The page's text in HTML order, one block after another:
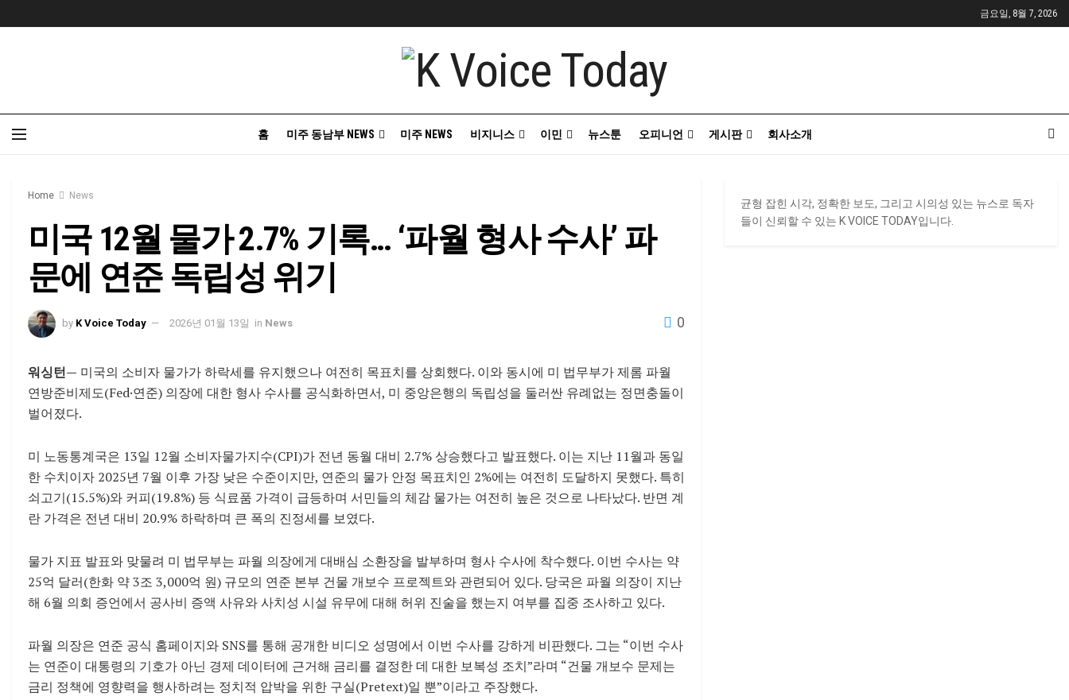
금요일, 8월 7, 2026
홈 미주 동남부 NEWS 미주 NEWS 비지니스 이민 뉴스툰 오피니언 게시판 회사소개
Home News
미국 12월 물가 2.7% 기록… ‘파월 형사 수사’ 파
문에 연준 독립성 위기
by K Voice Today 2026년 01월 13일 in News 0
워싱턴— 미국의 소비자 물가가 하락세를 유지했으나 여전히 목표치를 상회했다. 이와 동시에 미 법무부가 제롬 파월
연방준비제도(Fed·연준) 의장에 대한 형사 수사를 공식화하면서, 미 중앙은행의 독립성을 둘러싼 유례없는 정면충돌이
벌어졌다.
미 노동통계국은 13일 12월 소비자물가지수(CPI)가 전년 동월 대비 2.7% 상승했다고 발표했다. 이는 지난 11월과 동일
한 수치이자 2025년 7월 이후 가장 낮은 수준이지만, 연준의 물가 안정 목표치인 2%에는 여전히 도달하지 못했다. 특히
쇠고기(15.5%)와 커피(19.8%) 등 식료품 가격이 급등하며 서민들의 체감 물가는 여전히 높은 것으로 나타났다. 반면 계
란 가격은 전년 대비 20.9% 하락하며 큰 폭의 진정세를 보였다.
물가 지표 발표와 맞물려 미 법무부는 파월 의장에게 대배심 소환장을 발부하며 형사 수사에 착수했다. 이번 수사는 약
25억 달러(한화 약 3조 3,000억 원) 규모의 연준 본부 건물 개보수 프로젝트와 관련되어 있다. 당국은 파월 의장이 지난
해 6월 의회 증언에서 공사비 증액 사유와 사치성 시설 유무에 대해 허위 진술을 했는지 여부를 집중 조사하고 있다.
파월 의장은 연준 공식 홈페이지와 SNS를 통해 공개한 비디오 성명에서 이번 수사를 강하게 비판했다. 그는 “이번 수사
는 연준이 대통령의 기호가 아닌 경제 데이터에 근거해 금리를 결정한 데 대한 보복성 조치”라며 “건물 개보수 문제는
금리 정책에 영향력을 행사하려는 정치적 압박을 위한 구실(Pretext)일 뿐”이라고 주장했다.
균형 잡힌 시각, 정확한 보도, 그리고 시의성 있는 뉴스로 독자
들이 신뢰할 수 있는 K VOICE TODAY입니다.